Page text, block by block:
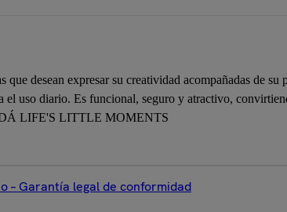
desean expresar su creatividad acompañadas de
el uso diario. Es funcional, seguro y atractivo,
LIFE'S LITTLE MOMENTS
– Garantía legal de conformidad